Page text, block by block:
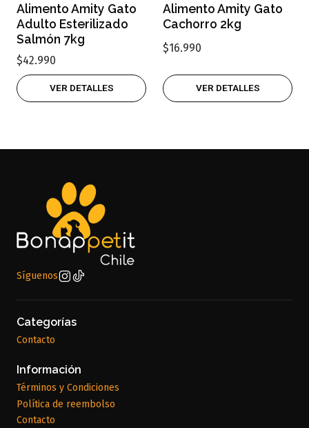
Alimento Amity Gato
Adulto Esterilizado
Salmón 7kg
$42.990
VER DETALLES
Alimento Amity Gato
Cachorro 2kg
$16.990
VER DETALLES
Síguenos
Categorías
Contacto
Información
Términos y Condiciones
Política de reembolso
Contacto